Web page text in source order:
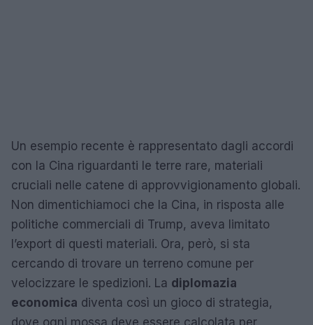
Un esempio recente è rappresentato dagli accordi
con la Cina riguardanti le terre rare, materiali
cruciali nelle catene di approvvigionamento globali.
Non dimentichiamoci che la Cina, in risposta alle
politiche commerciali di Trump, aveva limitato
l’export di questi materiali. Ora, però, si sta
cercando di trovare un terreno comune per
velocizzare le spedizioni. La diplomazia
economica diventa così un gioco di strategia,
dove ogni mossa deve essere calcolata per